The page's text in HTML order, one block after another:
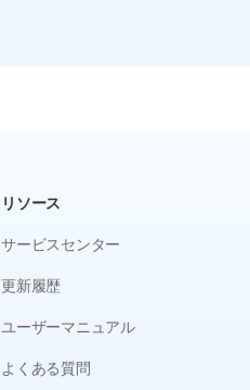
リソース
サービスセンター
更新履歴
ユーザーマニュアル
よくある質問